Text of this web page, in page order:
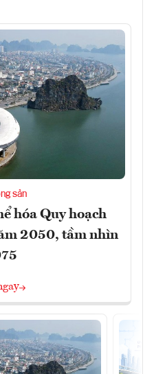
sản
hóa Quy hoạch
2050, tầm nhìn